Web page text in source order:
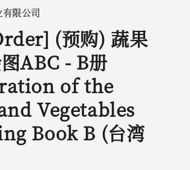
限公司
(预购) 蔬果
ABC - B册
of the
Vegetables
Book B (台湾